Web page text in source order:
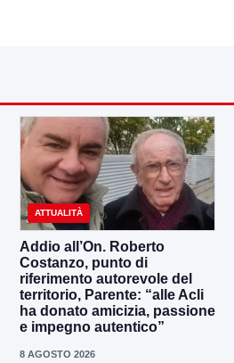
ATTUALITÀ
Addio all’On. Roberto
Costanzo, punto di
riferimento autorevole del
territorio, Parente: “alle Acli
ha donato amicizia, passione
e impegno autentico”
8 AGOSTO 2026